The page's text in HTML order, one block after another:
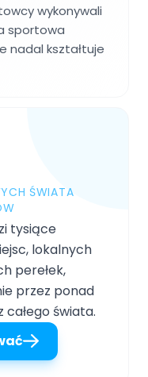
wykonywali
sportowa
nadal kształtuje
ŚWIATA
tysiące
lokalnych
perełek,
przez ponad
całego świata.